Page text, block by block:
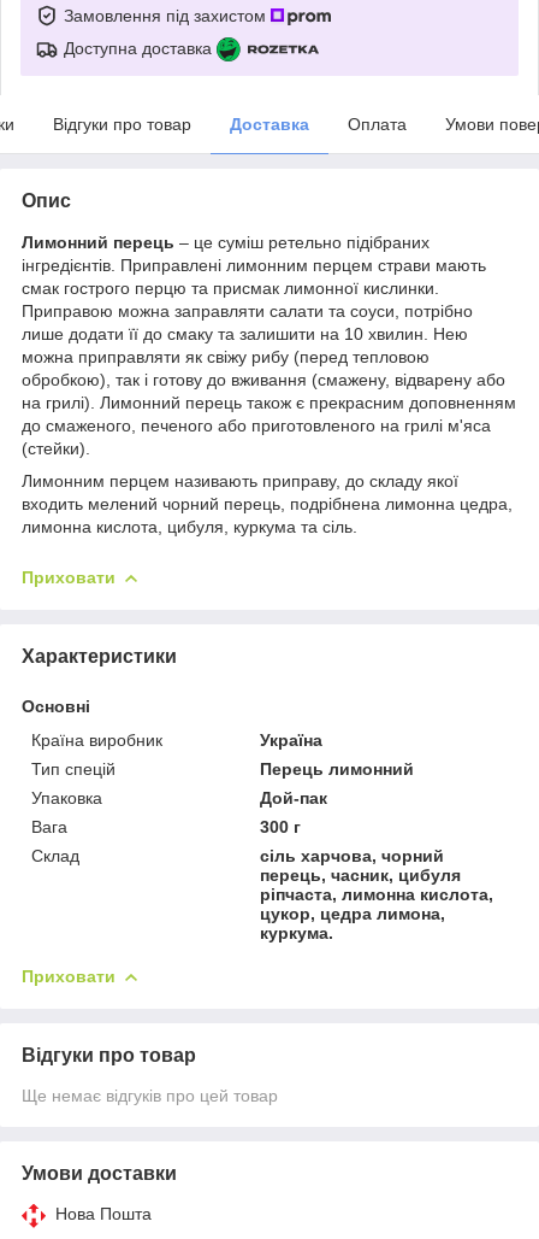
Замовлення під захистом
Доступна доставка
Відгуки про товар Доставка Оплата Умови
Опис
Лимонний перець – це суміш ретельно підібраних
інгредієнтів. Приправлені лимонним перцем страви мають
смак гострого перцю та присмак лимонної кислинки.
Приправою можна заправляти салати та соуси, потрібно
лише додати її до смаку та залишити на 10 хвилин. Нею
можна приправляти як свіжу рибу (перед тепловою
обробкою), так і готову до вживання (смажену, відварену або
на грилі). Лимонний перець також є прекрасним доповненням
до смаженого, печеного або приготовленого на грилі м'яса
(стейки).
Лимонним перцем називають приправу, до складу якої
входить мелений чорний перець, подрібнена лимонна цедра,
лимонна кислота, цибуля, куркума та сіль.
Приховати
Характеристики
Основні
Країна виробник
Україна
Тип спецій
Перець лимонний
Упаковка
Дой-пак
Вага
300 г
Склад
сіль харчова, чорний
перець, часник, цибуля
ріпчаста, лимонна кислота,
цукор, цедра лимона,
куркума.
Приховати
Відгуки про товар
Ще немає відгуків про цей товар
Умови доставки
Нова Пошта